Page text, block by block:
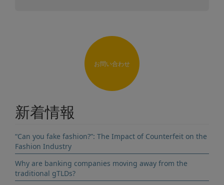
お問い合わせ
新着情報
“Can you fake fashion?”: The Impact of Counterfeit on the
Fashion Industry
Why are banking companies moving away from the
traditional gTLDs?